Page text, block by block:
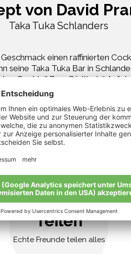
von David
Taka Tuka Schlanders
einen raffinierten
seine Taka Tuka Bar in
Cocktail Bars Südtirols“. Auf
neuen Cocktails und
gemütliche Atmosphäre in
Teilen
Echte Freunde teilen alles